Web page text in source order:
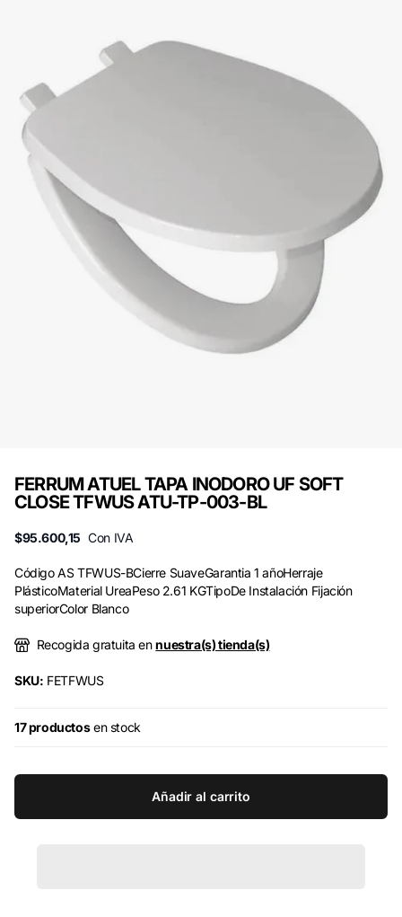
FERRUM ATUEL TAPA INODORO UF SOFT
CLOSE TFWUS ATU-TP-003-BL
$95.600,15 Con IVA
Código AS TFWUS-BCierre SuaveGarantia 1 añoHerraje
PlásticoMaterial UreaPeso 2.61 KGTipoDe Instalación Fijación
superiorColor Blanco
Recogida gratuita ennuestra(s) tienda(s)
SKU: FETFWUS
17 productosen stock
Añadir al carrito